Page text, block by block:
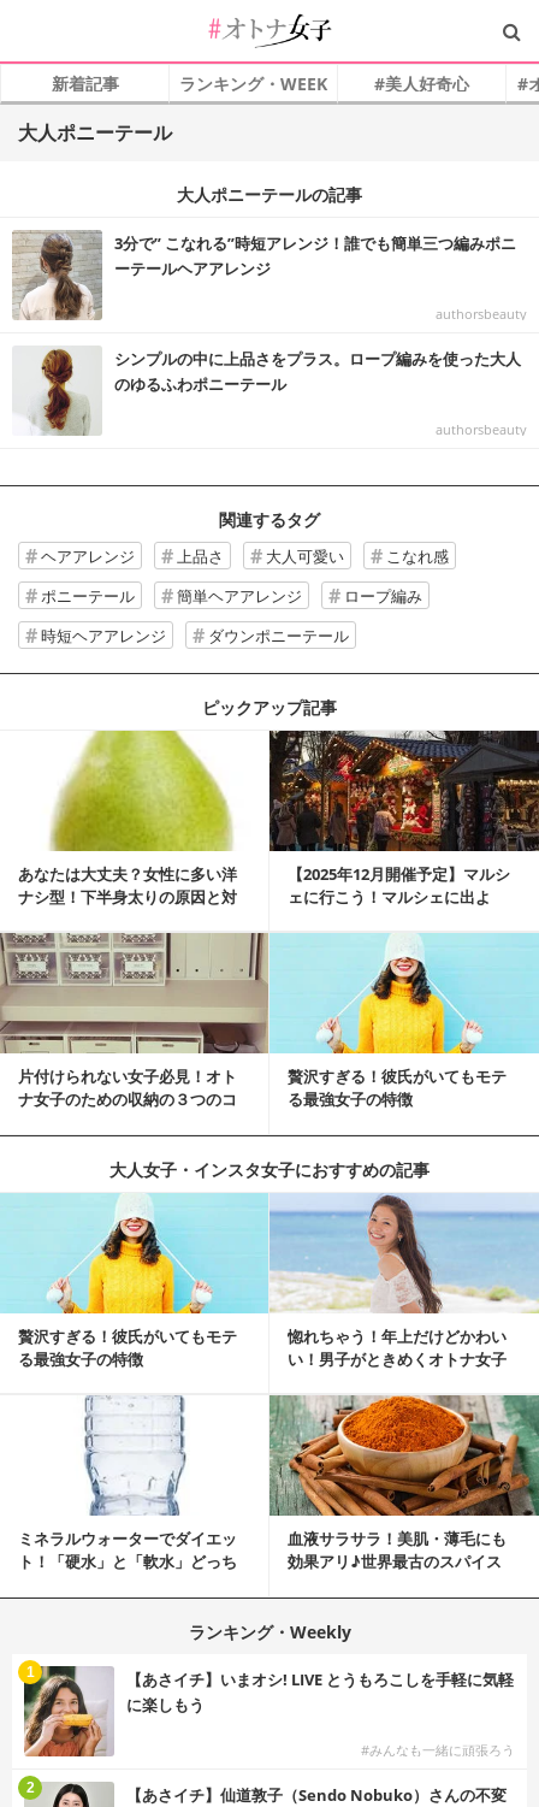
新着記事 ランキング・WEEK #美人好奇心 #
大人ポニーテール
大人ポニーテールの記事
3分で” こなれる”時短アレンジ！誰でも簡単三つ編みポニ
ーテールヘアアレンジ
authorsbeauty
シンプルの中に上品さをプラス。ロープ編みを使った大人
のゆるふわポニーテール
authorsbeauty
関連するタグ
ヘアアレンジ 上品さ 大人可愛い
こなれ感
ポニーテール
簡単ヘアアレンジ
ロープ編み
時短ヘアアレンジ
ダウンポニーテール
ピックアップ記事
あなたは大丈夫？女性に多い洋
ナシ型！下半身太りの原因と対
【2025年12月開催予定】マルシ
ェに行こう！マルシェに出よ
片付けられない女子必見！オト
ナ女子のための収納の３つのコ
贅沢すぎる！彼氏がいてもモテ
る最強女子の特徴
大人女子・インスタ女子におすすめの記事
贅沢すぎる！彼氏がいてもモテ
る最強女子の特徴
惚れちゃう！年上だけどかわい
い！男子がときめくオトナ女子
ミネラルウォーターでダイエッ
ト！「硬水」と「軟水」どっち
血液サラサラ！美肌・薄毛にも
効果アリ♪世界最古のスパイス
ランキング・Weekly
【あさイチ】いまオシ! LIVE とうもろこしを手軽に気軽
に楽しもう
#みんなも一緒に頑張ろう
1
【あさイチ】仙道敦子（Sendo Nobuko）さんの不変
2